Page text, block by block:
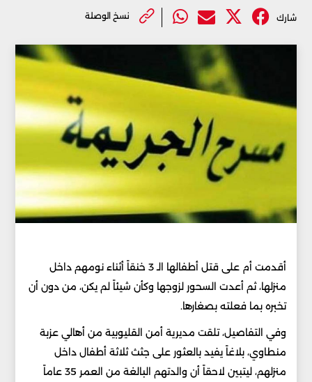
شارك نسخ الوصلة
أقدمت أم على قتل أطفالها الـ 3 خنقاً أثناء نومهم داخل
منزلها، ثم أعدت السحور لزوجها وكأن شيئاً لم يكن، من دون أن
تخبره بما فعلته بصغارها.
وفي التفاصيل، تلقت مديرية أمن القليوبية من أهالي عزبة
منطاوي، بلاغاً يفيد بالعثور على جثث ثلاثة أطفال داخل
منزلهم، ليتبين لاحقاً أن والدتهم البالغة من العمر 35 عاماً